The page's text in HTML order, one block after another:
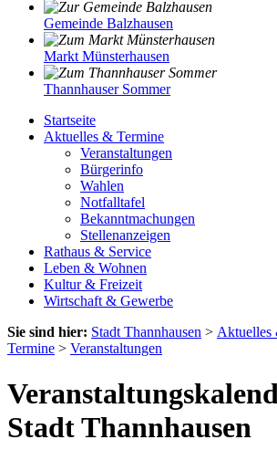
Gemeinde Balzhausen
Markt Münsterhausen
Thannhauser Sommer
Startseite
Aktuelles & Termine
Veranstaltungen
Bürgerinfo
Wahlen
Notfalltafel
Bekanntmachungen
Stellenanzeigen
Rathaus & Service
Leben & Wohnen
Kultur & Freizeit
Wirtschaft & Gewerbe
Sie sind hier: Stadt Thannhausen > Aktuelles
Termine > Veranstaltungen
Stadt Thannhausen